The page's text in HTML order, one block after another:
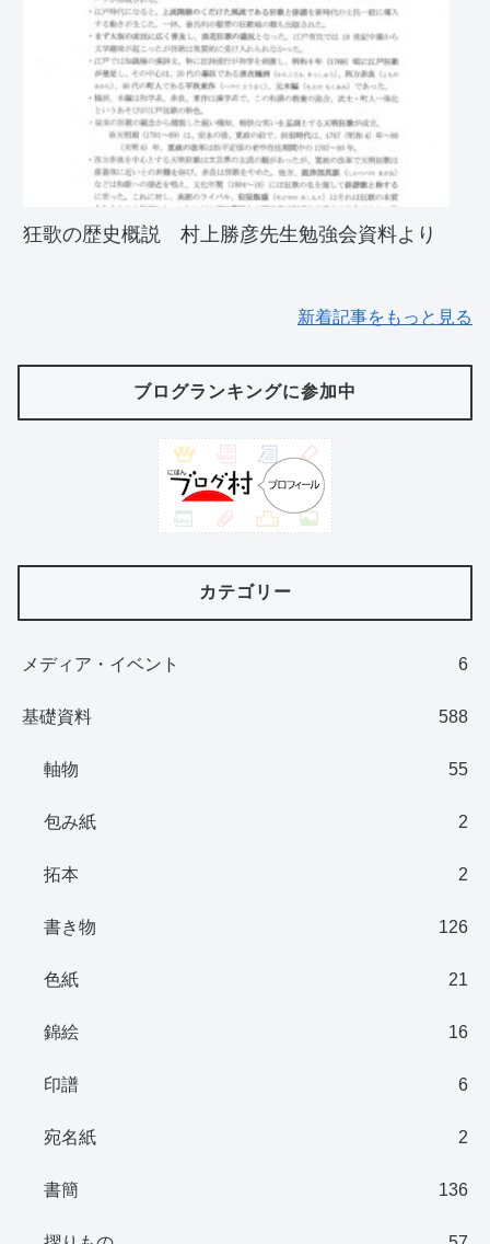
狂歌の歴史概説 村上勝彦先生勉強会資料より
新着記事をもっと見る
ブログランキングに参加中
カテゴリー
メディア・イベント 6
基礎資料 588
軸物 55
包み紙 2
拓本 2
書き物 126
色紙 21
錦絵 16
印譜 6
宛名紙 2
書簡 136